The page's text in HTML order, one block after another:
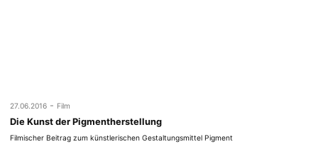
27.06.2016 - Film
Die Kunst der Pigmentherstellung
Filmischer Beitrag zum künstlerischen Gestaltungsmittel Pigment